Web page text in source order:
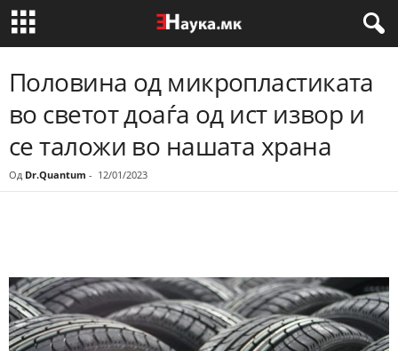
Половина од микропластиката
во светот доаѓа од ист извор и
се таложи во нашата храна
Од Dr.Quantum - 12/01/2023